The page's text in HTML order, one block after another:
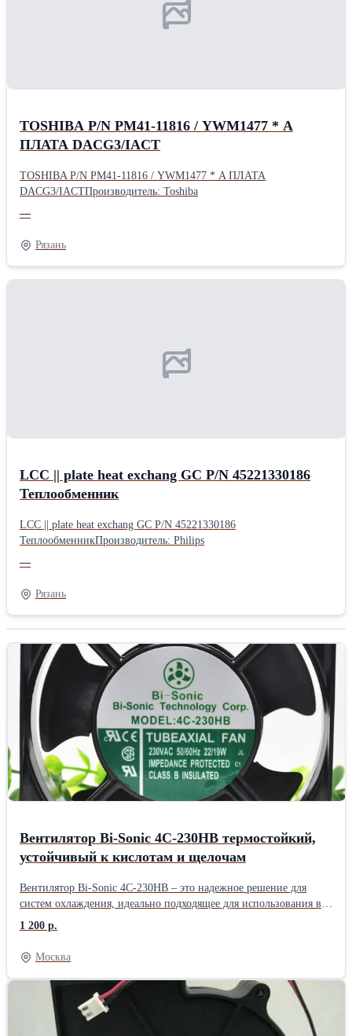
TOSHIBA P/N PM41-11816 / YWM1477 * A
ПЛАТА DACG3/IACT
TOSHIBA P/N PM41-11816 / YWM1477 * A ПЛАТА
DACG3/IACTПроизводитель: Toshiba
—
Рязань
LCC || plate heat exchang GC P/N 45221330186
Теплообменник
LCC || plate heat exchang GC P/N 45221330186
ТеплообменникПроизводитель: Philips
—
Рязань
Вентилятор Bi-Sonic 4C-230HB термостойкий,
устойчивый к кислотам и щелочам
Вентилятор Bi-Sonic 4C-230HB – это надежное решение для
систем охлаждения, идеально подходящее для использования в
различных сферах, включая телекоммуникационное,
медицинское и автомобильное оборудование, а также в бытовой
технике. С размерами 119x119x38 мм и мощностью 22 Вт, этот
вентилятор обеспечивает эффективное охлаждение и
поддержание оптимальной температуры в корпусах систем и
распределительных шкафах. Макс. скорость вращения, об/мин
-2650 Макс. воздушный поток, CFM -89 Напряжение питания, В
-220 Тип подшипника -Шариковый Материал ядра радиатора -
1 200 р.
Москва